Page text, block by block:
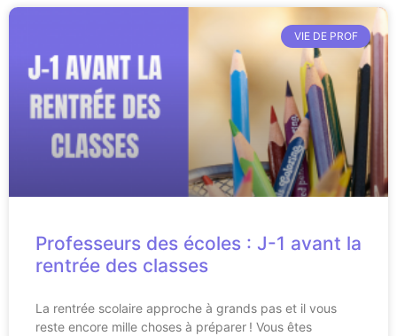
VIE DE PROF
Professeurs des écoles : J-1 avant la
rentrée des classes
La rentrée scolaire approche à grands pas et il vous
reste encore mille choses à préparer ! Vous êtes